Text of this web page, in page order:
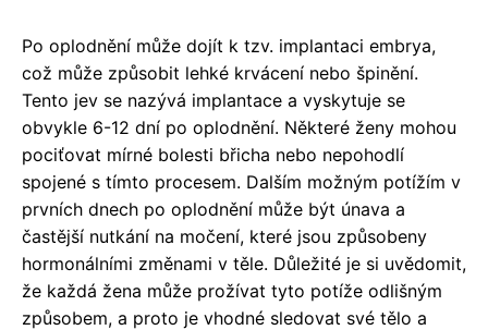
Po oplodnění může dojít k tzv. implantaci embrya,
což může způsobit lehké krvácení nebo špinění.
Tento jev se nazývá implantace a vyskytuje se
obvykle 6-12 dní po oplodnění. Některé ženy mohou
pociťovat mírné bolesti břicha nebo nepohodlí
spojené s tímto procesem. Dalším možným potížím v
prvních dnech po oplodnění může být únava a
častější nutkání na močení, které jsou způsobeny
hormonálními změnami v těle. Důležité je si uvědomit,
že každá žena může prožívat tyto potíže odlišným
způsobem, a proto je vhodné sledovat své tělo a